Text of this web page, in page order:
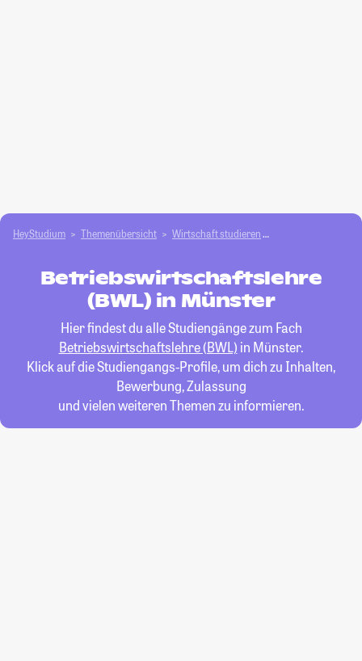
HeyStudium Themenübersicht Wirtschaft studieren
Betriebswirtschaftslehre
(BWL) in Münster
Hier findest du alle Studiengänge zum Fach
Betriebswirtschaftslehre (BWL) in Münster.
Klick auf die Studiengangs-Profile, um dich zu Inhalten,
Bewerbung, Zulassung
und vielen weiteren Themen zu informieren.